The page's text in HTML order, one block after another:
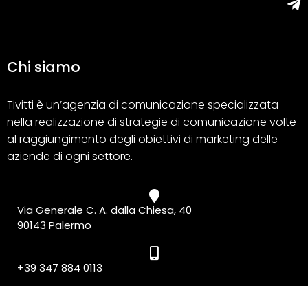
Chi siamo
Tivitti è un’agenzia di comunicazione specializzata
nella realizzazione di strategie di comunicazione volte
al raggiungimento degli obiettivi di marketing delle
aziende di ogni settore.
Via Generale C. A. dalla Chiesa, 40
90143 Palermo
+39 347 884 0113